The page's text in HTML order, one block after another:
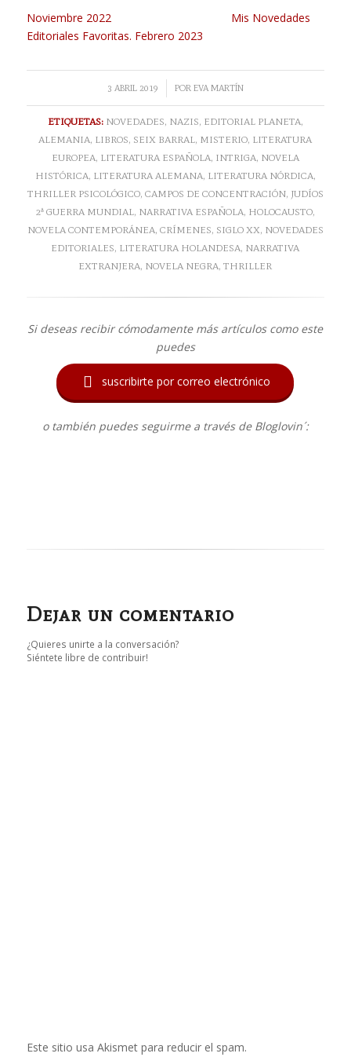
Noviembre 2022
Mis Novedades
Editoriales Favoritas. Febrero 2023
3 ABRIL 2019
/ POR EVA MARTÍN
ETIQUETAS: NOVEDADES, NAZIS, EDITORIAL PLANETA,
ALEMANIA, LIBROS, SEIX BARRAL, MISTERIO, LITERATURA
EUROPEA, LITERATURA ESPAÑOLA, INTRIGA, NOVELA
HISTÓRICA, LITERATURA ALEMANA, LITERATURA NÓRDICA,
THRILLER PSICOLÓGICO, CAMPOS DE CONCENTRACIÓN, JUDÍOS
2ª GUERRA MUNDIAL, NARRATIVA ESPAÑOLA, HOLOCAUSTO,
NOVELA CONTEMPORÁNEA, CRÍMENES, SIGLO XX, NOVEDADES
EDITORIALES, LITERATURA HOLANDESA, NARRATIVA
EXTRANJERA, NOVELA NEGRA,THRILLER
Si deseas recibir cómodamente más artículos como este
puedes
 suscribirte por correo electrónico
o también puedes seguirme a través de Bloglovin´:
Dejar un comentario
¿Quieres unirte a la conversación?
Siéntete libre de contribuir!
Este sitio usa Akismet para reducir el spam.